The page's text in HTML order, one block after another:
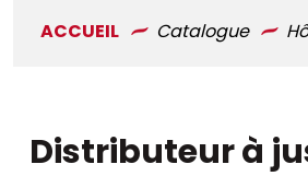
ACCUEIL Catalogue
Distributeur à